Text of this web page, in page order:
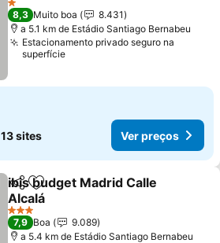
1 Estrelas
8,3 Muito boa
8.431
a 5.1 km de Estádio Santiago Bernabeu
Estacionamento privado seguro na
superfície
13 sites Ver preços
PartilharAdicionar aos favoritos
ibis budget Madrid Calle
Alcalá
3 Estrelas
7,9 Boa
9.089
a 5.4 km de Estádio Santiago Bernabeu